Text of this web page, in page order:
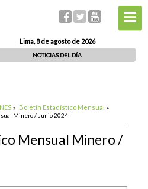
Lima, 8 de agosto de 2026
NOTICIAS DEL DÍA
» Boletín Estadístico Mensual »
Minero / Junio 2024
Mensual Minero /